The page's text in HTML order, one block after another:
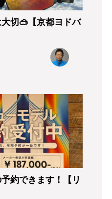
切🥽【京都ヨドバ
約できます！【リ